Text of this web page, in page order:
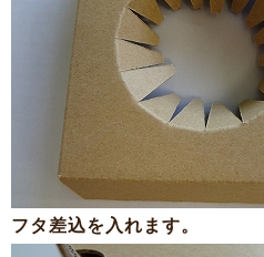
フタ差込を入れます。